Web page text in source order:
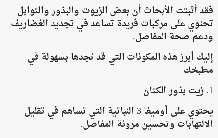
فقد أثبتت الأبحاث أن بعض الزيوت والبذور والتوابل
تحتوي على مركبات فريدة تساعد في تجديد الغضاريف
ودعم صحة المفاصل.
إليك أبرز هذه المكونات التي قد تجدها بسهولة في
مطبخك
1. زيت بذور الكتان
يحتوي على أوميغا 3 النباتية التي تساهم في تقليل
الالتهابات وتحسين مرونة المفاصل.